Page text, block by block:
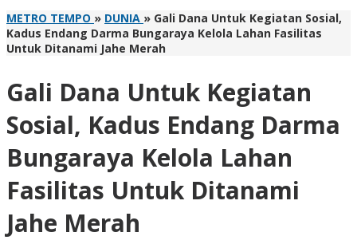
METRO TEMPO » DUNIA » Gali Dana Untuk Kegiatan Sosial,
Kadus Endang Darma Bungaraya Kelola Lahan Fasilitas
Untuk Ditanami Jahe Merah
Gali Dana Untuk Kegiatan
Sosial, Kadus Endang Darma
Bungaraya Kelola Lahan
Fasilitas Untuk Ditanami
Jahe Merah